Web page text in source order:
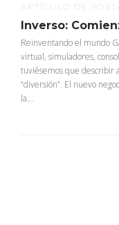
ARTÍCULO DE
Inverso:
Reinventando el mundo
virtual, simuladores,
tuviésemos que describir
“diversión”. El nuevo
la...